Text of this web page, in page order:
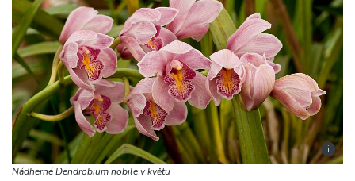
i
Nádherné Dendrobium nobile v květu